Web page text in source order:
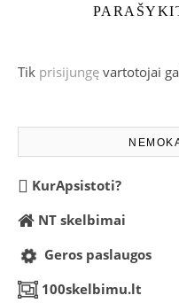
Tik prisijungę vartotojai
KurApsistoti?
NT skelbimai
Geros paslaugos
100skelbimu.lt